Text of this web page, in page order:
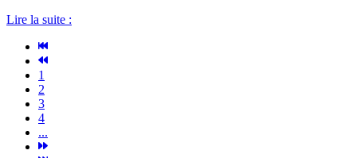
Lire la suite :
1
2
3
4
...